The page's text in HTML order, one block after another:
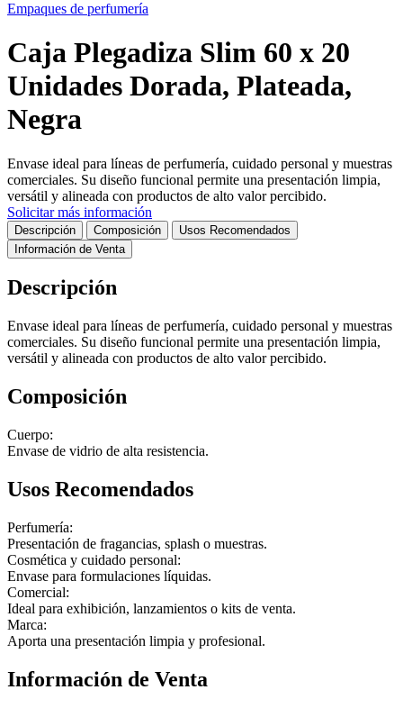
Empaques de perfumería
Caja Plegadiza Slim 60 x 20
Unidades Dorada, Plateada,
Negra
Envase ideal para líneas de perfumería, cuidado personal y muestras
comerciales. Su diseño funcional permite una presentación limpia,
versátil y alineada con productos de alto valor percibido.
Solicitar más información
Descripción Composición
Usos Recomendados
Información de Venta
Descripción
Envase ideal para líneas de perfumería, cuidado personal y muestras
comerciales. Su diseño funcional permite una presentación limpia,
versátil y alineada con productos de alto valor percibido.
Composición
Cuerpo:
Envase de vidrio de alta resistencia.
Usos Recomendados
Perfumería:
Presentación de fragancias, splash o muestras.
Cosmética y cuidado personal:
Envase para formulaciones líquidas.
Comercial:
Ideal para exhibición, lanzamientos o kits de venta.
Marca:
Aporta una presentación limpia y profesional.
Información de Venta